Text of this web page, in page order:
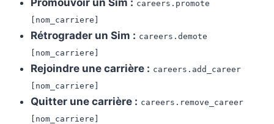
careers.promote
[nom_carriere]
Rétrograder un Sim : careers.demote
[nom_carriere]
Rejoindre une carrière : careers.add_career
[nom_carriere]
Quitter une carrière : careers.remove_career
[nom_carriere]